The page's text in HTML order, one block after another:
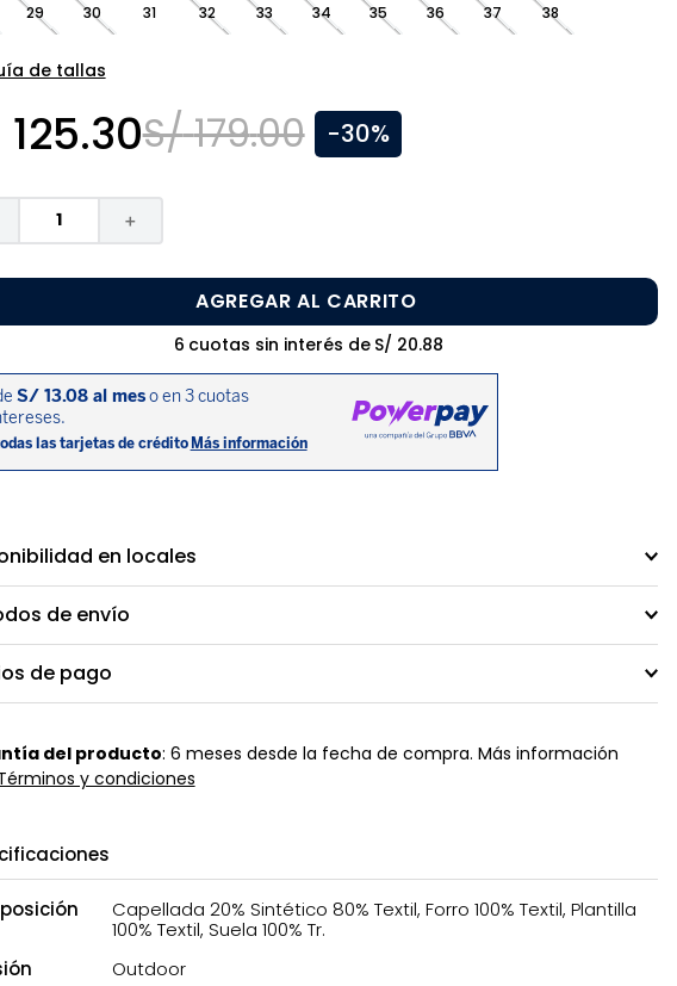
29 30 31 32 33 34 35 36 37 38
de tallas
125.30S/ 179.00 -30%
＋
AGREGAR AL CARRITO
6 cuotas sin interés de S/ 20.88
en locales
de envío
de pago
del producto: 6 meses desde la fecha de compra. Más información
y condiciones
Capellada 20% Sintético 80% Textil, Forro 100% Textil, Plantilla
100% Textil, Suela 100% Tr.
Outdoor